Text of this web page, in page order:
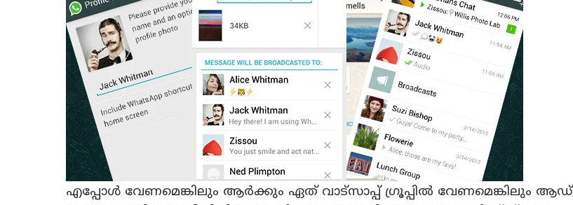
എപ്പോള്‍ വേണമെങ്കിലും ആര്‍ക്കും ഏത് വാട്‌സാപ്പ് ഗ്രൂപ്പില്‍ വേണമെങ്കിലും ആഡ്